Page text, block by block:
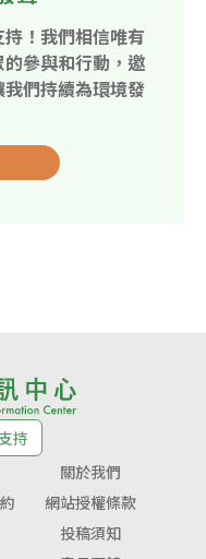
持！我們相信唯有
參與和行動，邀
們持續為環境發
持
關於我們
網站授權條款
投稿須知